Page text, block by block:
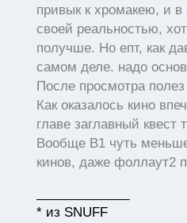
привык к хромакею, и
своей реальностью,
получше. Но епт, как
самом деле. надо
После просмотра
Как оказалось кино
главе заглавный квест
Вообще В1 чуть меньше
кинов, даже фоллаут2
* из SNUFF